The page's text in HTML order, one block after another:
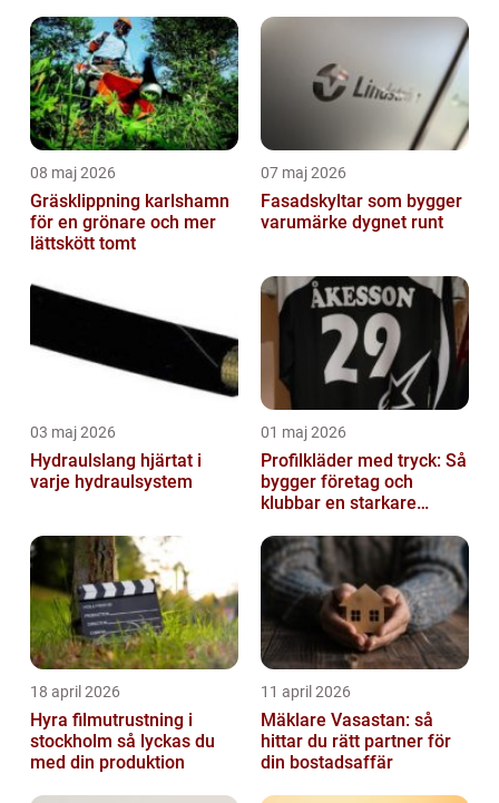
08 maj 2026
Gräsklippning karlshamn
för en grönare och mer
lättskött tomt
07 maj 2026
Fasadskyltar som bygger
varumärke dygnet runt
03 maj 2026
Hydraulslang hjärtat i
varje hydraulsystem
01 maj 2026
Profilkläder med tryck: Så
bygger företag och
klubbar en starkare
18 april 2026
Hyra filmutrustning i
stockholm så lyckas du
med din produktion
11 april 2026
Mäklare Vasastan: så
hittar du rätt partner för
din bostadsaffär